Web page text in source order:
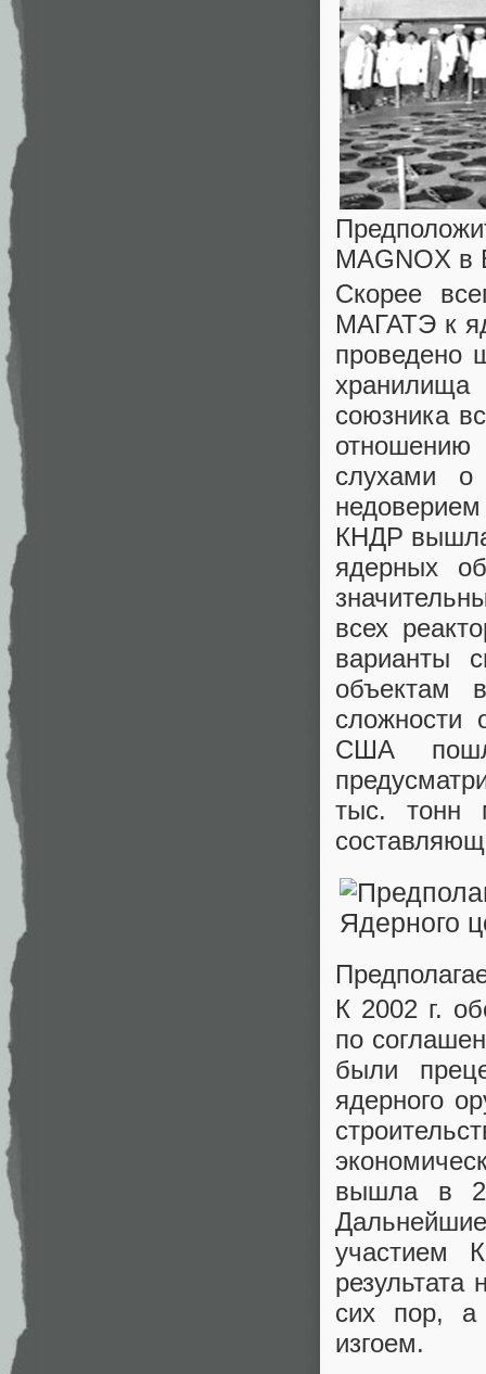
MAGNOX в
Скорее
МАГАТЭ к
проведено
союзника
слухами
КНДР вышла
ядерных
всех
варианты
объектам
сложности
США
тыс. тонн
К 2002 г.
по
были
ядерного
вышла в
участием
сих пор, а
изгоем.